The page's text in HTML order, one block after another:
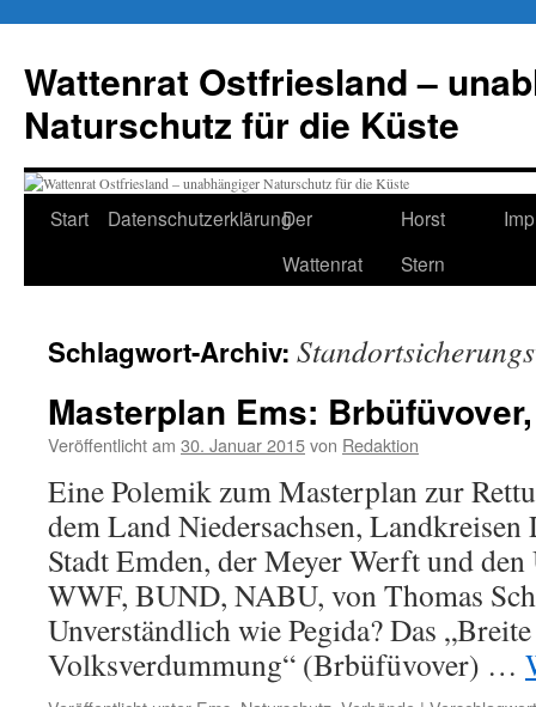
springen
Wattenrat Ostfriesland –
Naturschutz für die Küste
Start DatenschutzerklärungDer
Wattenrat
Horst
Stern
Schlagwort-Archiv:
Masterplan Ems:
Veröffentlicht am 30. Januar 2015von Redaktion
Eine Polemik zum Masterplan zur
dem Land Niedersachsen,
Stadt Emden, der Meyer Werft und
WWF, BUND, NABU, von Thomas
Unverständlich wie Pegida? Das
Volksverdummung“ (Brbüfüvover) …